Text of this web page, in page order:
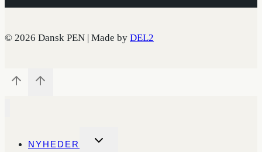
© 2026 Dansk PEN | Made by DEL2
NYHEDER
SKIFT